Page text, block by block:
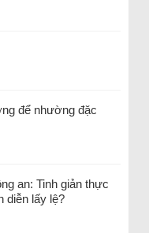
để nhường đặc
an: Tinh giản thực
diễn lấy lệ?